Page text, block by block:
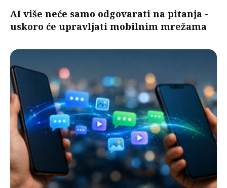
AI više neće samo odgovarati na pitanja -
uskoro će upravljati mobilnim mrežama